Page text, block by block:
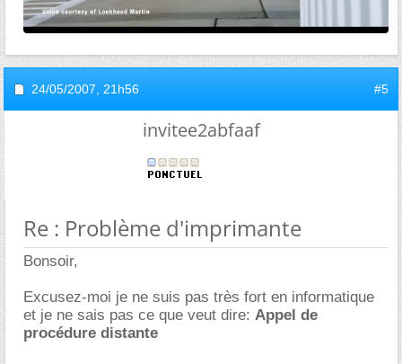
24/05/2007, 21h56 #5
invitee2abfaaf
Re : Problème d'imprimante
Bonsoir,
Excusez-moi je ne suis pas très fort en informatique
et je ne sais pas ce que veut dire: Appel de
procédure distante